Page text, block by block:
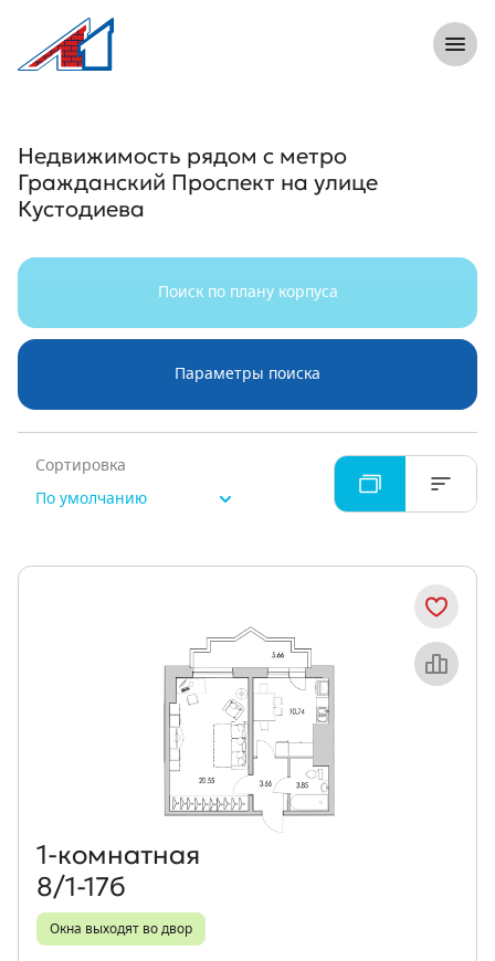
Л1 Строительная компания №1
Недвижимость рядом с метро
Недвижимость рядом с метро
Гражданский Проспект на улице
Кустодиева
Поиск по плану корпуса
Параметры поиска
Сортировка
По умолчанию
Объект месяца
1‑комнатная
8/1-17б
Окна выходят во двор